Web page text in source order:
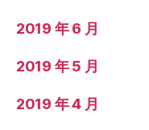
2019 年 6 月
2019 年 5 月
2019 年 4 月